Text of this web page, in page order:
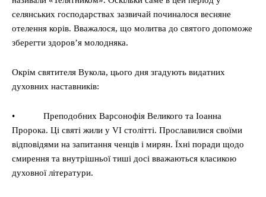
селянських господарствах зазвичай починалося весняне
отелення корів. Вважалося, що молитва до святого допоможе
зберегти здоров’я молодняка.
Окрім святителя Вукола, цього дня згадують видатних
духовних наставників:
• Преподобних Варсонофія Великого та Іоанна
Пророка. Ці святі жили у VI столітті. Прославилися своїми
відповідями на запитання ченців і мирян. Їхні поради щодо
смирення та внутрішньої тиші досі вважаються класикою
духовної літератури.